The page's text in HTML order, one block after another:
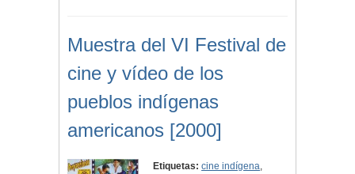
Muestra del VI Festival de
cine y vídeo de los
pueblos indígenas
americanos [2000]
Etiquetas: cine indígena,